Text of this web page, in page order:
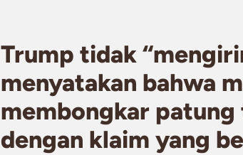
Trump tidak
menyatakan bahwa
membongkar
dengan klaim yang